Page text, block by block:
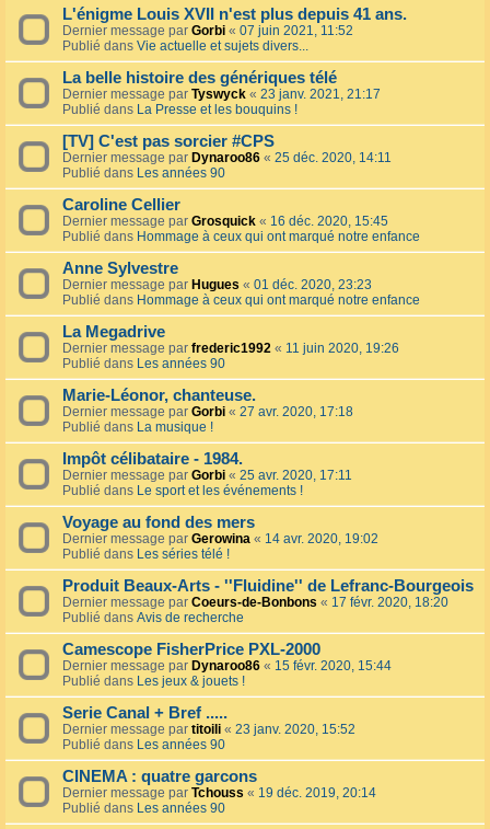
L'énigme Louis XVII n'est plus depuis 41 ans.
Dernier message par Gorbi « 07 juin 2021, 11:52
Publié dans Vie actuelle et sujets divers...
La belle histoire des génériques télé
Dernier message par Tyswyck « 23 janv. 2021, 21:17
Publié dans La Presse et les bouquins !
[TV] C'est pas sorcier #CPS
Dernier message par Dynaroo86 « 25 déc. 2020, 14:11
Publié dans Les années 90
Caroline Cellier
Dernier message par Grosquick « 16 déc. 2020, 15:45
Publié dans Hommage à ceux qui ont marqué notre enfance
Anne Sylvestre
Dernier message par Hugues « 01 déc. 2020, 23:23
Publié dans Hommage à ceux qui ont marqué notre enfance
La Megadrive
Dernier message par frederic1992 « 11 juin 2020, 19:26
Publié dans Les années 90
Marie-Léonor, chanteuse.
Dernier message par Gorbi « 27 avr. 2020, 17:18
Publié dans La musique !
Impôt célibataire - 1984.
Dernier message par Gorbi « 25 avr. 2020, 17:11
Publié dans Le sport et les événements !
Voyage au fond des mers
Dernier message par Gerowina « 14 avr. 2020, 19:02
Publié dans Les séries télé !
Produit Beaux-Arts - ''Fluidine'' de Lefranc-Bourgeois
Dernier message par Coeurs-de-Bonbons « 17 févr. 2020, 18:20
Publié dans Avis de recherche
Camescope FisherPrice PXL-2000
Dernier message par Dynaroo86 « 15 févr. 2020, 15:44
Publié dans Les jeux & jouets !
Serie Canal + Bref .....
Dernier message par titoili « 23 janv. 2020, 15:52
Publié dans Les années 90
CINEMA : quatre garcons
Dernier message par Tchouss « 19 déc. 2019, 20:14
Publié dans Les années 90